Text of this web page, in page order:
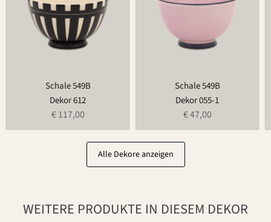
Schale 549B
Dekor 612
€ 117,00
Schale 549B
Dekor 055-1
€ 47,00
Alle Dekore anzeigen
WEITERE PRODUKTE IN DIESEM DEKOR